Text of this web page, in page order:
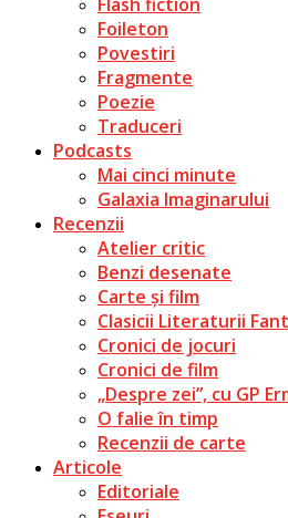
Foileton
Povestiri
Fragmente
Poezie
Traduceri
Podcasts
Mai cinci minute
Galaxia Imaginarului
Recenzii
Atelier critic
Benzi desenate
Carte și film
Clasicii Literaturii
Cronici de jocuri
Cronici de film
„Despre zei”, cu GP
O falie în timp
Recenzii de carte
Articole
Editoriale